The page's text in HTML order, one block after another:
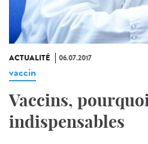
ACTUALITÉ 06.07.2017
vaccin
Vaccins,
indispensables